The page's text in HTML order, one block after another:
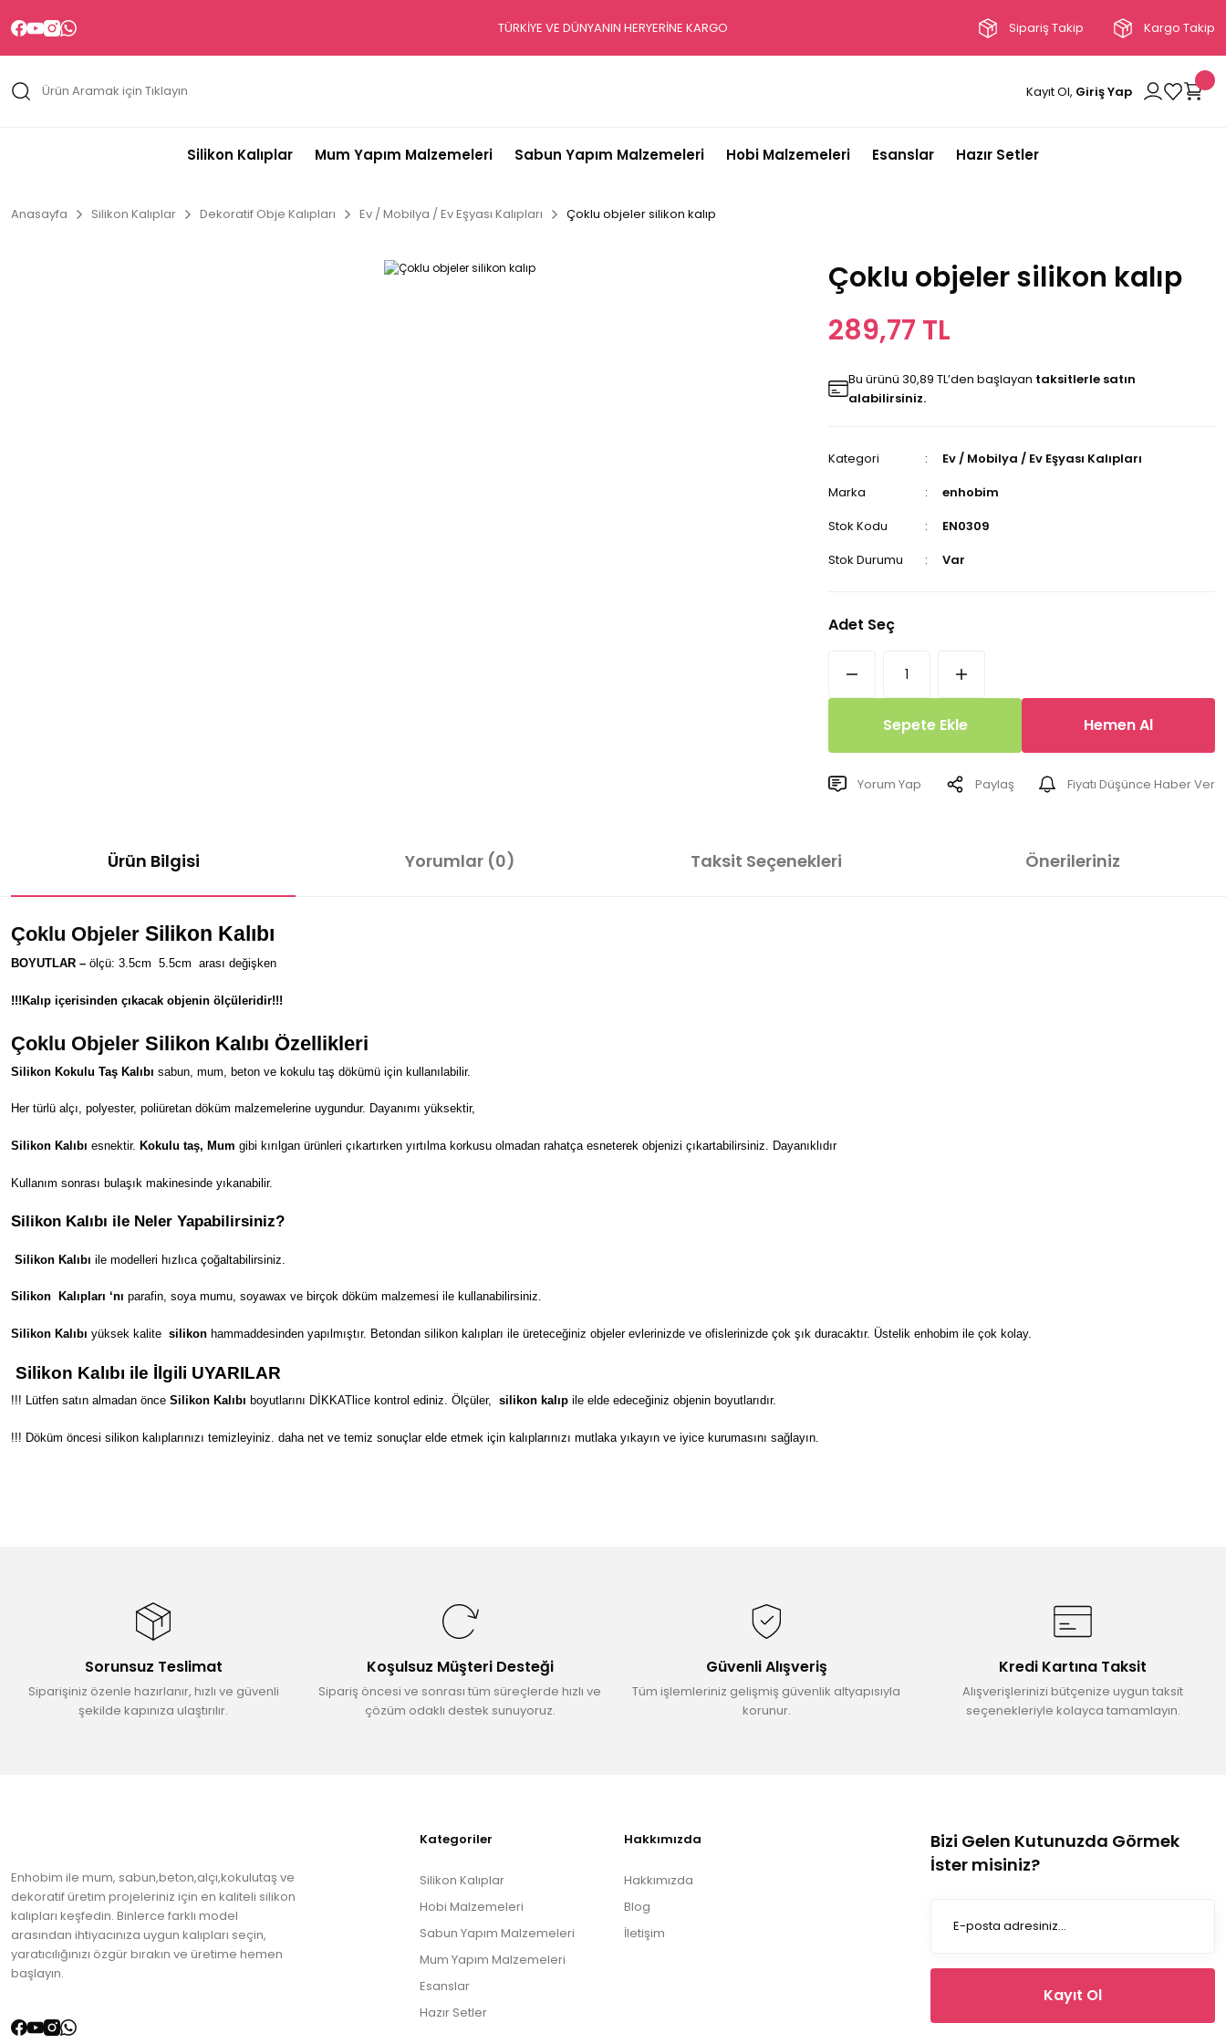
TÜRKİYE VE DÜNYANIN HERYERİNE KARGO Sipariş Takip Kargo Takip
Kayıt Ol, Giriş Yap
Silikon Kalıplar Mum Yapım Malzemeleri Sabun Yapım Malzemeleri Hobi Malzemeleri Esanslar Hazır Setler
Anasayfa Silikon Kalıplar Dekoratif Obje Kalıpları Ev / Mobilya / Ev Eşyası Kalıpları Çoklu objeler silikon kalıp
Çoklu objeler silikon kalıp
289,77 TL
Bu ürünü 30,89 TL’den başlayan taksitlerle satın
alabilirsiniz.
Kategori
Ev / Mobilya / Ev Eşyası Kalıpları
Marka
enhobim
Stok Kodu
EN0309
Stok Durumu
Var
Adet Seç
Sepete Ekle Hemen Al
Yorum Yap Paylaş Fiyatı Düşünce Haber Ver
Ürün Bilgisi Yorumlar (0) Taksit Seçenekleri Önerileriniz
Çoklu Objeler Silikon Kalıbı
BOYUTLAR – ölçü: 3.5cm 5.5cm arası değişken
!!!Kalıp içerisinden çıkacak objenin ölçüleridir!!!
Çoklu Objeler Silikon Kalıbı Özellikleri
Silikon Kokulu Taş Kalıbı sabun, mum, beton ve kokulu taş dökümü için kullanılabilir.
Her türlü alçı, polyester, poliüretan döküm malzemelerine uygundur. Dayanımı yüksektir,
Silikon Kalıbı esnektir. Kokulu taş, Mum gibi kırılgan ürünleri çıkartırken yırtılma korkusu olmadan rahatça esneterek objenizi çıkartabilirsiniz. Dayanıklıdır
Kullanım sonrası bulaşık makinesinde yıkanabilir.
Silikon Kalıbı ile Neler Yapabilirsiniz?
Silikon Kalıbı ile modelleri hızlıca çoğaltabilirsiniz.
Silikon Kalıpları ‘nı parafin, soya mumu, soyawax ve birçok döküm malzemesi ile kullanabilirsiniz.
Silikon Kalıbı yüksek kalite silikon hammaddesinden yapılmıştır. Betondan silikon kalıpları ile üreteceğiniz objeler evlerinizde ve ofislerinizde çok şık duracaktır. Üstelik enhobim ile çok kolay.
Silikon Kalıbı ile İlgili UYARILAR
!!! Lütfen satın almadan önce Silikon Kalıbı boyutlarını DİKKATlice kontrol ediniz. Ölçüler, silikon kalıp ile elde edeceğiniz objenin boyutlarıdır.
!!! Döküm öncesi silikon kalıplarınızı temizleyiniz. daha net ve temiz sonuçlar elde etmek için kalıplarınızı mutlaka yıkayın ve iyice kurumasını sağlayın.
Ürün açıklamasında eksik bilgiler bulunuyor.
Ürün fiyatı diğer sitelerden daha pahalı.
Bu ürüne benzer farklı alternatifler olmalı.
Sorunsuz Teslimat
Siparişiniz özenle hazırlanır, hızlı ve güvenli
şekilde kapınıza ulaştırılır.
Koşulsuz Müşteri Desteği
Sipariş öncesi ve sonrası tüm süreçlerde hızlı ve
çözüm odaklı destek sunuyoruz.
Güvenli Alışveriş
Tüm işlemleriniz gelişmiş güvenlik altyapısıyla
korunur.
Kredi Kartına Taksit
Alışverişlerinizi bütçenize uygun taksit
seçenekleriyle kolayca tamamlayın.
Enhobim ile mum, sabun,beton,alçı,kokulutaş ve
dekoratif üretim projeleriniz için en kaliteli silikon
kalıpları keşfedin. Binlerce farklı model
arasından ihtiyacınıza uygun kalıpları seçin,
yaratıcılığınızı özgür bırakın ve üretime hemen
başlayın.
Kategoriler
Silikon Kalıplar
Hobi Malzemeleri
Sabun Yapım Malzemeleri
Mum Yapım Malzemeleri
Esanslar
Hazır Setler
Hakkımızda
Hakkımızda
Blog
İletişim
Bizi Gelen Kutunuzda Görmek
İster misiniz?
Kayıt Ol